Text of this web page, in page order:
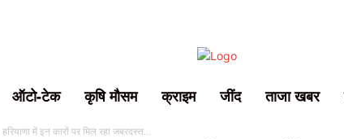
ऑटो-टेक कृषि मौसम क्राइम जींद ताजा खबर
में इन कारों पर मिल रहा जबरदस्त...